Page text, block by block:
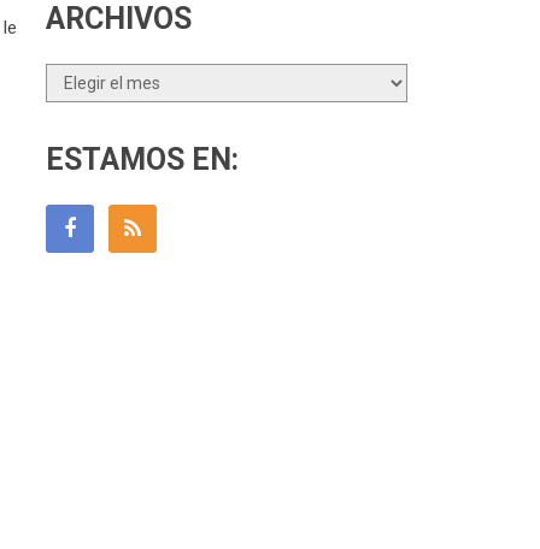
ARCHIVOS
Archivos
ESTAMOS EN: